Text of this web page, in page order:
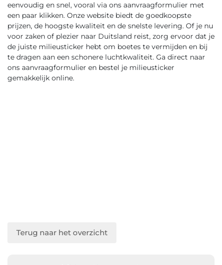
eenvoudig en snel, vooral via ons aanvraagformulier met
een paar klikken. Onze website biedt de goedkoopste
prijzen, de hoogste kwaliteit en de snelste levering. Of je nu
voor zaken of plezier naar Duitsland reist, zorg ervoor dat je
de juiste milieusticker hebt om boetes te vermijden en bij
te dragen aan een schonere luchtkwaliteit. Ga direct naar
ons aanvraagformulier en bestel je milieusticker
gemakkelijk online.
Terug naar het overzicht